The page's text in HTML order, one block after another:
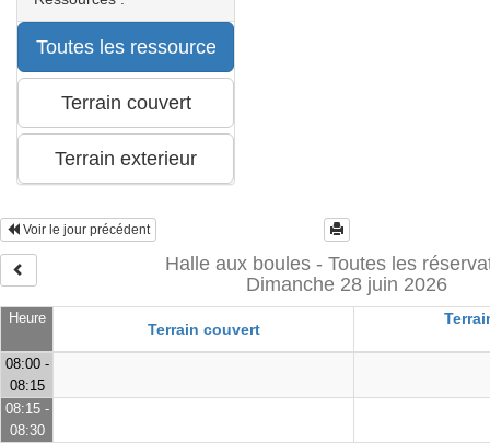
Voir le jour précédent
Halle aux boules - Toutes les
Dimanche 28 juin 2026
Heure
Terrain couvert
08:00 -
08:15
08:15 -
08:30